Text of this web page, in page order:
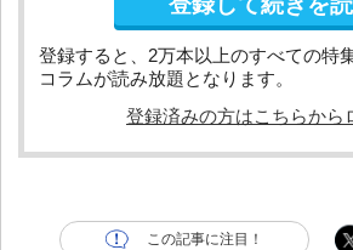
登録すると、2万本以上のすべての特
コラムが読み放題となります。
登録済みの方はこちらから
この記事に注目！